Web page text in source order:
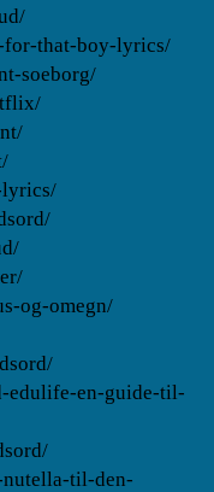
for-that-boy-lyrics/
soeborg/
lyrics/
og-omegn/
edulife-en-guide-til-
til-den-